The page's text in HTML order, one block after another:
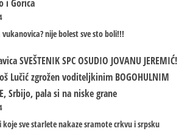
i Gorica
vukanovica? nije bolest sve sto boli!!!
SVEŠTENIK SPC OSUDIO JOVANU JEREMIĆ!
Lučić zgrožen voditeljkinim BOGOHULNIM
Srbijo, pala si na niske grane
koje sve starlete nakaze sramote crkvu i srpsku